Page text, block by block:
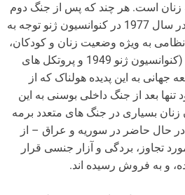
زنان است. هر چند که پس از جنگ دوم
جهانی در سال 1949 و بعد در سال 1977 در کنوانسیون ژنو توجه به
به ویژه وضعیت زنان و کودکان،
در اسناد مختلف مطرح شد (کنوانسیون ژنو 1949 و پروتکل های
جامعه جهانی به این پدیده هولناک که از
بعد از جنگ داخلی بوسنی به این
زنان بسیاری در جنگ های متعدد برمه
در حال حاضر در سوریه و عراق – از
تجاوز، بردگی و آزار جنسی قرار
و به فروش رسیده اند.